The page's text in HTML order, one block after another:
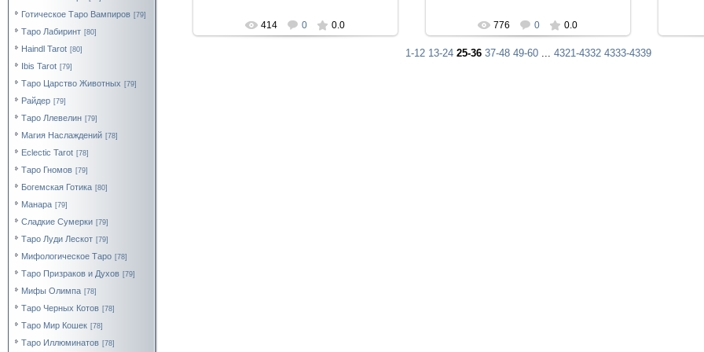
Готическое Таро Вампиров [79]
Таро Лабиринт [80]
Haindl Tarot [80]
Ibis Tarot [79]
Таро Царство Животных [79]
Райдер [79]
Таро Ллевелин [79]
Магия Наслаждений [78]
Eclectic Tarot [78]
Таро Гномов [79]
Богемская Готика [80]
Манара [79]
Сладкие Сумерки [79]
Таро Луди Лескот [79]
Мифологическое Таро [78]
Таро Призраков и Духов [79]
Мифы Олимпа [78]
Таро Черных Котов [78]
Таро Мир Кошек [78]
Таро Иллюминатов [78]
414 0 0.0 776 0 0.0
1-12 13-24 25-36 37-48 49-60 ... 4321-4332 4333-4339